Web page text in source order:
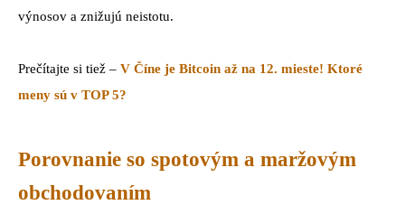
výnosov a znižujú neistotu.
Prečítajte si tiež – V Číne je Bitcoin až na 12. mieste! Ktoré
meny sú v TOP 5?
Porovnanie so spotovým a maržovým
obchodovaním